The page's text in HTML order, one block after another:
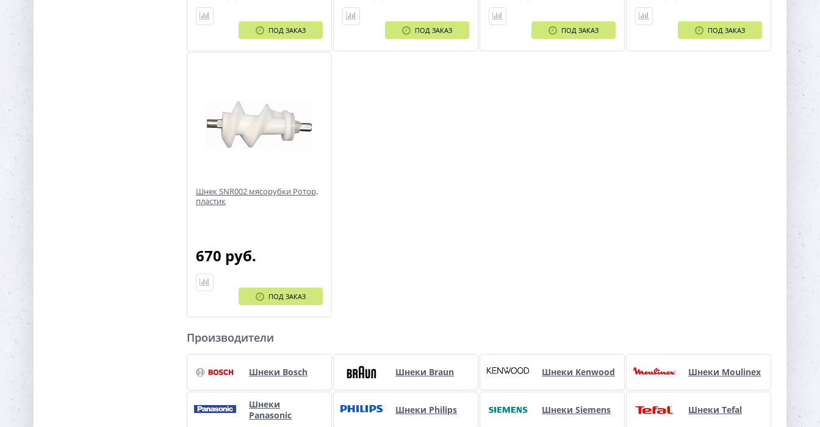
ПОД ЗАКАЗ ПОД ЗАКАЗ ПОД ЗАКАЗ ПОД ЗАКАЗ
Шнек SNR002 мясорубки Ротор,
пластик
670 руб.
ПОД ЗАКАЗ
Производители
Шнеки Bosch Шнеки Braun Шнеки Kenwood Шнеки Moulinex
Шнеки
Panasonic
Шнеки Philips Шнеки Siemens Шнеки Tefal